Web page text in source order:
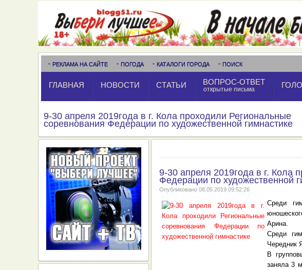
РЕКЛАМА НА САЙТЕ ПОГОДА КАТАЛОГИ ГОРОДА ПОИСК
ГЛАВНАЯ НОВОСТИ СТАТЬИ ВОПРОС-ОТВЕТ
открытые письма
9-30 апреля 2019года в г. Кола проходили Региональные
соревнования Федерации по художественной гимнастике
9-30 апреля 2019года в г. Кола
Федерации по художественной
Опубликовано 08.05.2019 09:52:26
Среди
Арина.
Среди
Чередник
В
заняла 3